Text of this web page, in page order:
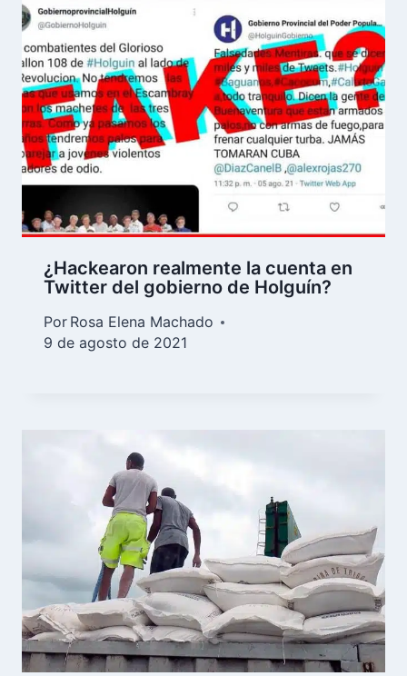
¿Hackearon realmente la cuenta en
Twitter del gobierno de Holguín?
Por Rosa Elena Machado
9 de agosto de 2021